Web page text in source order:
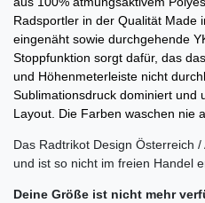
Radsportler in der Qualität Made
eingenäht sowie durchgehende
Stoppfunktion sorgt dafür, das
und Höhenmeterleiste nicht
Sublimationsdruck dominiert und
Layout. Die Farben waschen nie
Das Radtrikot Design Österreich
und ist so nicht im freien Handel
Deine Größe ist nicht mehr